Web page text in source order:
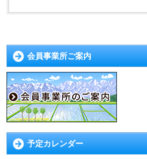
会員事業所ご案内
予定カレンダー